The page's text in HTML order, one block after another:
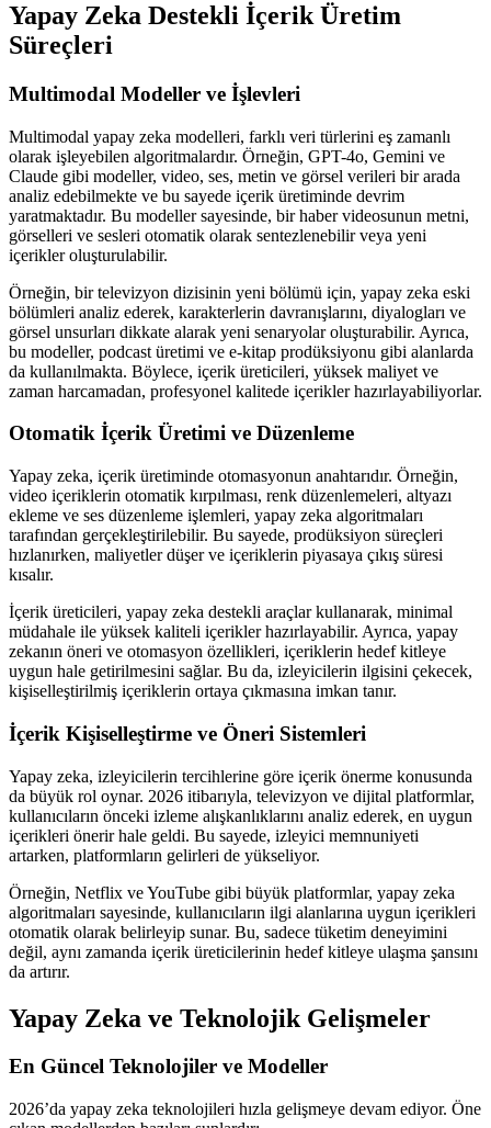
Yapay Zeka Destekli İçerik Üretim
Süreçleri
Multimodal Modeller ve İşlevleri
Multimodal yapay zeka modelleri, farklı veri türlerini eş zamanlı
olarak işleyebilen algoritmalardır. Örneğin, GPT-4o, Gemini ve
Claude gibi modeller, video, ses, metin ve görsel verileri bir arada
analiz edebilmekte ve bu sayede içerik üretiminde devrim
yaratmaktadır. Bu modeller sayesinde, bir haber videosunun metni,
görselleri ve sesleri otomatik olarak sentezlenebilir veya yeni
içerikler oluşturulabilir.
Örneğin, bir televizyon dizisinin yeni bölümü için, yapay zeka eski
bölümleri analiz ederek, karakterlerin davranışlarını, diyalogları ve
görsel unsurları dikkate alarak yeni senaryolar oluşturabilir. Ayrıca,
bu modeller, podcast üretimi ve e-kitap prodüksiyonu gibi alanlarda
da kullanılmakta. Böylece, içerik üreticileri, yüksek maliyet ve
zaman harcamadan, profesyonel kalitede içerikler hazırlayabiliyorlar.
Otomatik İçerik Üretimi ve Düzenleme
Yapay zeka, içerik üretiminde otomasyonun anahtarıdır. Örneğin,
video içeriklerin otomatik kırpılması, renk düzenlemeleri, altyazı
ekleme ve ses düzenleme işlemleri, yapay zeka algoritmaları
tarafından gerçekleştirilebilir. Bu sayede, prodüksiyon süreçleri
hızlanırken, maliyetler düşer ve içeriklerin piyasaya çıkış süresi
kısalır.
İçerik üreticileri, yapay zeka destekli araçlar kullanarak, minimal
müdahale ile yüksek kaliteli içerikler hazırlayabilir. Ayrıca, yapay
zekanın öneri ve otomasyon özellikleri, içeriklerin hedef kitleye
uygun hale getirilmesini sağlar. Bu da, izleyicilerin ilgisini çekecek,
kişiselleştirilmiş içeriklerin ortaya çıkmasına imkan tanır.
İçerik Kişiselleştirme ve Öneri Sistemleri
Yapay zeka, izleyicilerin tercihlerine göre içerik önerme konusunda
da büyük rol oynar. 2026 itibarıyla, televizyon ve dijital platformlar,
kullanıcıların önceki izleme alışkanlıklarını analiz ederek, en uygun
içerikleri önerir hale geldi. Bu sayede, izleyici memnuniyeti
artarken, platformların gelirleri de yükseliyor.
Örneğin, Netflix ve YouTube gibi büyük platformlar, yapay zeka
algoritmaları sayesinde, kullanıcıların ilgi alanlarına uygun içerikleri
otomatik olarak belirleyip sunar. Bu, sadece tüketim deneyimini
değil, aynı zamanda içerik üreticilerinin hedef kitleye ulaşma şansını
da artırır.
Yapay Zeka ve Teknolojik Gelişmeler
En Güncel Teknolojiler ve Modeller
2026’da yapay zeka teknolojileri hızla gelişmeye devam ediyor. Öne